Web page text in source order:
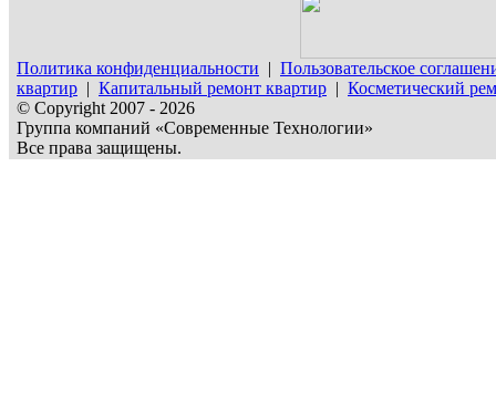
Политика конфиденциальности | Пользовательское
квартир | Капитальный ремонт квартир | Косметический
© Copyright 2007 - 2026
Группа компаний «Современные Технологии»
Все права защищены.